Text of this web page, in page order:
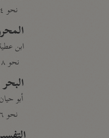
نحو ٢٤ مجلدًا
ابن عطية
نحو ٨ مجلدات
أبو حيان
نحو ١٦ مجلدًا